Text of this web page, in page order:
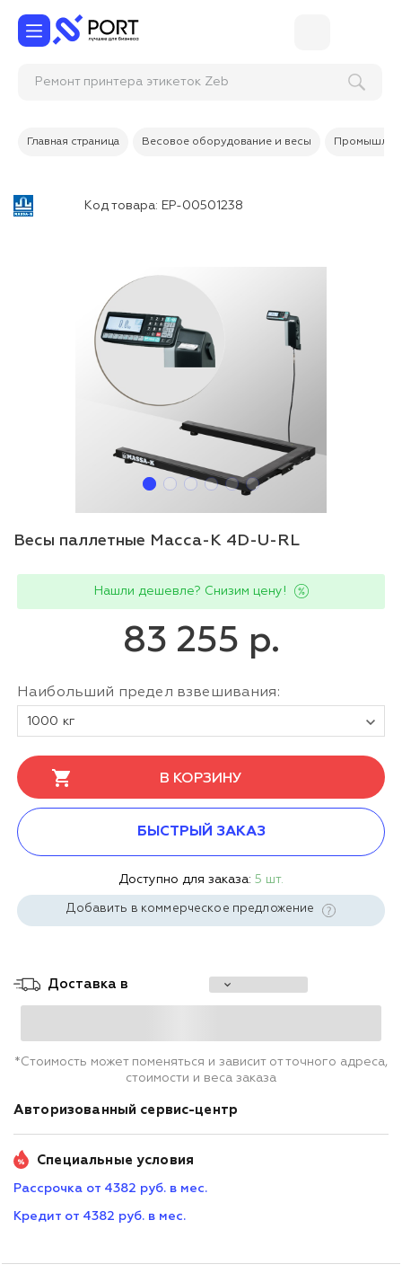
Ремонт принтера этикеток
Главная страница Весовое оборудование и весы
Код товара: ЕР-00501238
Весы паллетные Масса-К 4D-U-RL
Нашли дешевле? Снизим цену!
83 255 р.
Наибольший предел взвешивания:
1000 кг
В КОРЗИНУ
БЫСТРЫЙ ЗАКАЗ
Доступно для заказа: 5 шт.
Добавить в коммерческое предложение
Доставка в
*Стоимость может поменяться и зависит от точного адреса,
стоимости и веса заказа
Авторизованный сервис-центр
Специальные условия
Рассрочка от 4382 руб. в мес.
Кредит от 4382 руб. в мес.